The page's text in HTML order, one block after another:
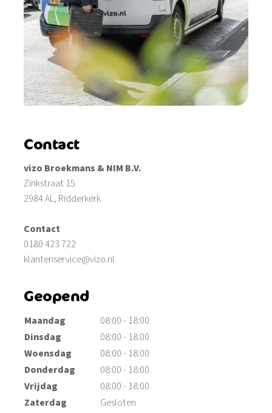
Contact
vizo Broekmans & NIM B.V.
Zinkstraat 15
2984 AL, Ridderkerk
Contact
0180 423 722
klantenservice@vizo.nl
Geopend
Maandag
08:00 - 18:00
Dinsdag
08:00 - 18:00
Woensdag
08:00 - 18:00
Donderdag
08:00 - 18:00
Vrijdag
08:00 - 18:00
Zaterdag
Gesloten